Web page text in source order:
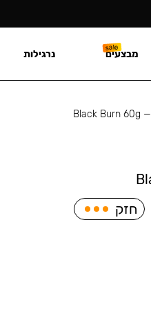
Black Burn 60g
חזק
מבצעים נרגילות